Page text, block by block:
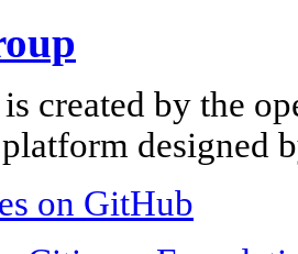
created by the
designed
on GitHub